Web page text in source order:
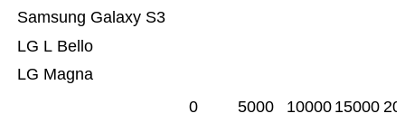
LG Magna
LG L Bello
Samsung Galaxy S3
0 5000 10000 15000